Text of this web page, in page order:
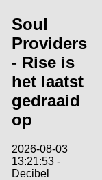
Soul
Providers
- Rise is
het laatst
gedraaid
op
2026-08-03
13:21:53 -
Decibel